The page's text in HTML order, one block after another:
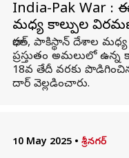
India-Pak War :
మధ్య కాల్పుల
భారత్‌, పాకిస్థాన్‌ దేశాల మధ్య
ప్రస్తుతం అమలులో
18వ తేదీ వరకు
దార్‌ వెల్లడించారు.
10 May 2025 • శ్రీనగర్